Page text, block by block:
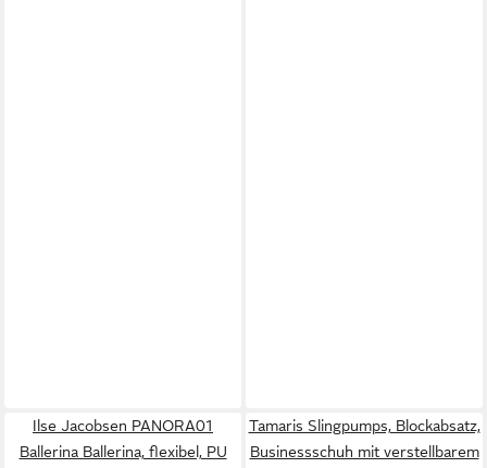
Ilse Jacobsen PANORA01
Ballerina Ballerina, flexibel, PU
Tamaris Slingpumps, Blockabsatz,
Businessschuh mit verstellbarem